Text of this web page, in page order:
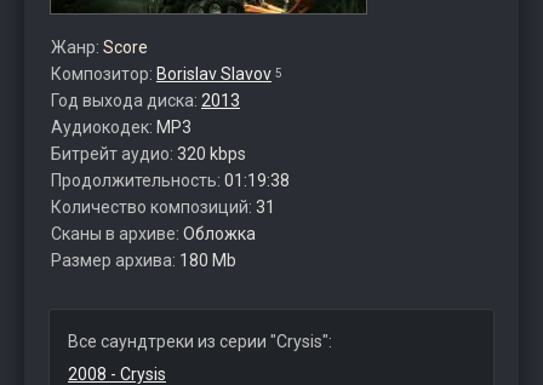
Жанр: Score
Композитор: Borislav Slavov 5
Год выхода диска: 2013
Аудиокодек: MP3
Битрейт аудио: 320 kbps
Продолжительность: 01:19:38
Количество композиций: 31
Сканы в архиве: Обложка
Размер архива: 180 Mb
Все саундтреки из серии "Crysis":
2008 - Crysis